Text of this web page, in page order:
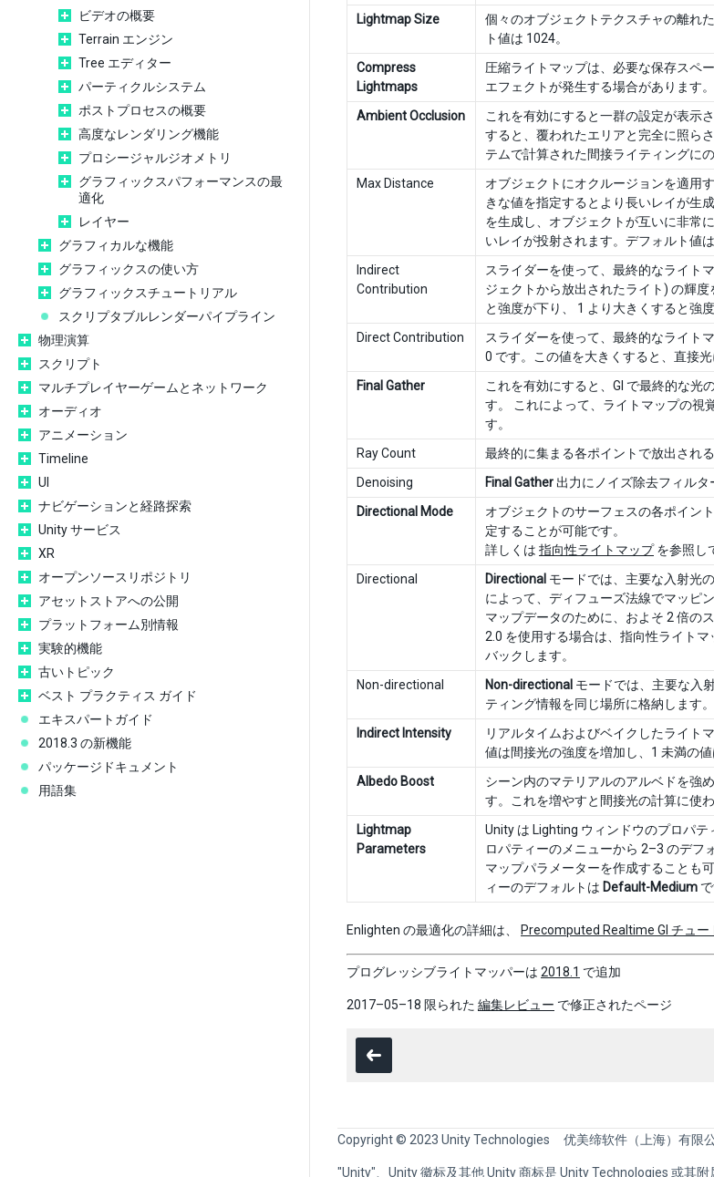
ビデオの概要
Terrain エンジン
Tree エディター
パーティクルシステム
ポストプロセスの概要
高度なレンダリング機能
プロシージャルジオメトリ
グラフィックスパフォーマンスの最
適化
レイヤー
グラフィカルな機能
グラフィックスの使い方
グラフィックスチュートリアル
スクリプタブルレンダーパイプライン
物理演算
スクリプト
マルチプレイヤーゲームとネットワーク
オーディオ
アニメーション
Timeline
UI
ナビゲーションと経路探索
Unity サービス
XR
オープンソースリポジトリ
アセットストアへの公開
プラットフォーム別情報
実験的機能
古いトピック
ベスト プラクティス ガイド
エキスパートガイド
2018.3 の新機能
パッケージドキュメント
用語集
Lightmap Size
個々のオブジェクトテクスチャの離れ
ト値は 1024。
Compress
Lightmaps
圧縮ライトマップは、必要な保存スペ
エフェクトが発生する場合があります
Ambient Occlusion
これを有効にすると一群の設定が表示さ
すると、覆われたエリアと完全に照ら
テムで計算された間接ライティングに
Max Distance
オブジェクトにオクルージョンを適用
きな値を指定するとより長いレイが生
を生成し、オブジェクトが互いに非常
いレイが投射されます。デフォルト値は
Indirect
Contribution
スライダーを使って、最終的なライト
ジェクトから放出されたライト) の輝
と強度が下り、 1 より大きくすると強
Direct Contribution
スライダーを使って、最終的なライト
0 です。この値を大きくすると、直接
Final Gather
これを有効にすると、GI で最終的な光
す。 これによって、ライトマップの視
す。
Ray Count
最終的に集まる各ポイントで放出され
Denoising
Final Gather 出力にノイズ除去フィルタ
Directional Mode
オブジェクトのサーフェスの各ポイン
定することが可能です。
詳しくは 指向性ライトマップを参照し
Directional
Directional モードでは、主要な入射光
によって、ディフューズ法線でマッピ
マップデータのために、およそ 2 倍の
2.0 を使用する場合は、指向性ライト
バックします。
Non-directional
Non-directional モードでは、主要な入
ティング情報を同じ場所に格納します。
Indirect Intensity
リアルタイムおよびベイクしたライト
値は間接光の強度を増加し、1 未満の
Albedo Boost
シーン内のマテリアルのアルベドを強
す。これを増やすと間接光の計算に使
Lightmap
Parameters
Unity は Lighting ウィンドウのプロパ
ロパティーのメニューから 2–3 のデフ
マップパラメーターを作成することも
ィーのデフォルトは Default-Medium で
Enlighten の最適化の詳細は、 Precomputed Realtime GI チュー
プログレッシブライトマッパーは 2018.1 で追加
2017–05–18 限られた 編集レビュー で修正されたページ
Copyright © 2023 Unity Technologies 优美缔软件（上海）有限
"Unity"、Unity 徽标及其他 Unity 商标是 Unity Technologies 或其